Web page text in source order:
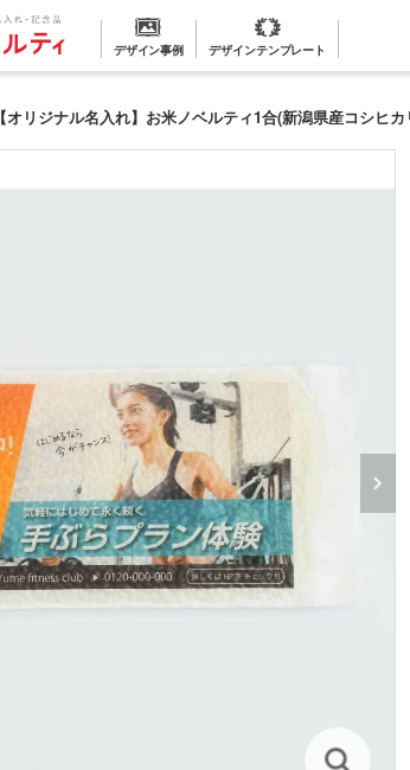
デザイン事例 デザインテンプレート
【オリジナル名入れ】お米ノベルティ1合(新潟県産コシヒカ